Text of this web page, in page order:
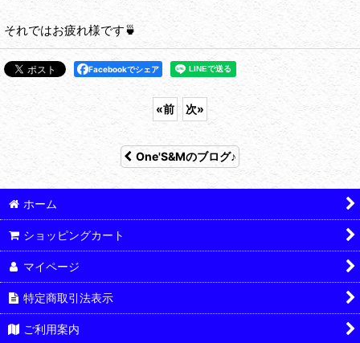
それではお疲れ様です🍵
Facebookでシェア
«前 次»
One'S&Mのブログ♪
ホーム
ショッピングカート
マイページ
特定商取引法表示
ご利用案内